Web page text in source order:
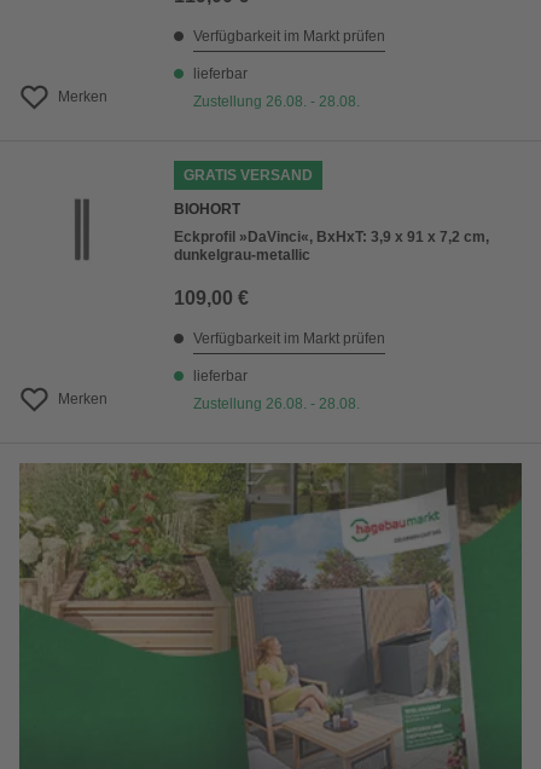
Merken
Verfügbarkeit im Markt prüfen
lieferbar
Zustellung 26.08. - 28.08.
Merken
GRATIS VERSAND
BIOHORT
Eckprofil »DaVinci«, BxHxT: 3,9 x 91 x 7,2 cm,
dunkelgrau-metallic
109,00 €
Verfügbarkeit im Markt prüfen
lieferbar
Zustellung 26.08. - 28.08.